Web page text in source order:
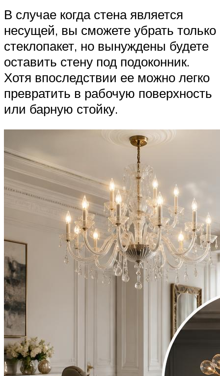
В случае когда стена является
несущей, вы сможете убрать только
стеклопакет, но вынуждены будете
оставить стену под подоконник.
Хотя впоследствии ее можно легко
превратить в рабочую поверхность
или барную стойку.